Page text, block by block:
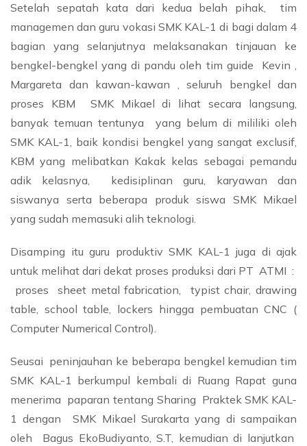
Setelah sepatah kata dari kedua belah pihak, tim
managemen dan guru vokasi SMK KAL-1 di bagi dalam 4
bagian yang selanjutnya melaksanakan tinjauan ke
bengkel-bengkel yang di pandu oleh tim guide Kevin ,
Margareta dan kawan-kawan , seluruh bengkel dan
proses KBM SMK Mikael di lihat secara langsung,
banyak temuan tentunya yang belum di mililiki oleh
SMK KAL-1, baik kondisi bengkel yang sangat exclusif,
KBM yang melibatkan Kakak kelas sebagai pemandu
adik kelasnya, kedisiplinan guru, karyawan dan
siswanya serta beberapa produk siswa SMK Mikael
yang sudah memasuki alih teknologi.
Disamping itu guru produktiv SMK KAL-1 juga di ajak
untuk melihat dari dekat proses produksi dari PT ATMI :
proses sheet metal fabrication, typist chair, drawing
table, school table, lockers hingga pembuatan CNC (
Computer Numerical Control).
Seusai peninjauhan ke beberapa bengkel kemudian tim
SMK KAL-1 berkumpul kembali di Ruang Rapat guna
menerima paparan tentang Sharing Praktek SMK KAL-
1 dengan SMK Mikael Surakarta yang di sampaikan
oleh Bagus EkoBudiyanto, S.T, kemudian di lanjutkan